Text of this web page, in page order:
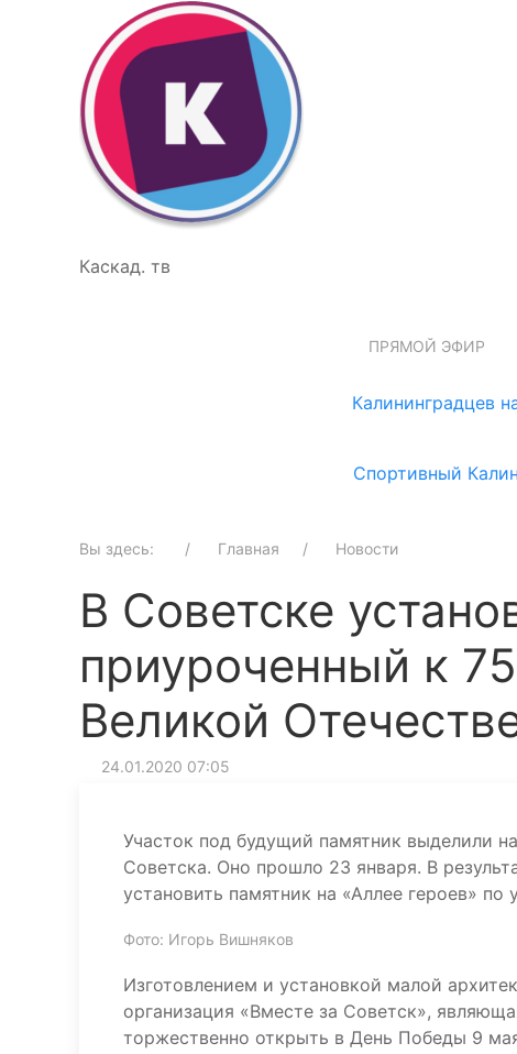
Каскад. тв
ПРЯМОЙ ЭФИР
Калининградцев
Спортивный
Вы здесь: Главная Новости
В Советске
приуроченный к
Великой
24.01.2020 07:05
Участок под будущий памятник выделили
Советска. Оно прошло 23 января. В
установить памятник на «Аллее героев» по
Фото: Игорь Вишняков
Изготовлением и установкой малой
организация «Вместе за Советск»,
торжественно открыть в День Победы 9